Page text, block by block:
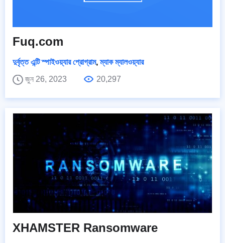
Fuq.com
দুর্বৃত্ত এন্টি স্পাইওয়্যার প্রোগ্রাম,ম্যাক ম্যালওয়্যার
জুন 26, 2023
20,297
XHAMSTER Ransomware